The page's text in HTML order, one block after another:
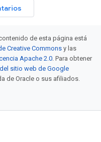
de esta página está
Creative Commons y las
Apache 2.0. Para obtener
sitio web de Google
de Oracle o sus afiliados.